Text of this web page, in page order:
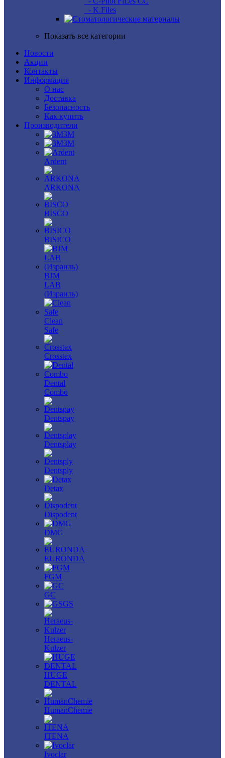
- K.Files
Показать все категории
Новости
Акции
Контакты
Информация
О нас
Доставка
Безопасность
Как купить
Производители
3M
3М
Ardent
ARKONA
BISCO
BISICO
BJM
LAB
(Израиль)
Clean
Safe
Crosstex
Dental
Combo
Dentspay
Dentsplay
Dentsply
Detax
Dispodent
DMG
EURONDA
FGM
GC
GS
Heraeus-
Kulzer
HUGE
DENTAL
HumanChemie
ITENA
Ivoclar